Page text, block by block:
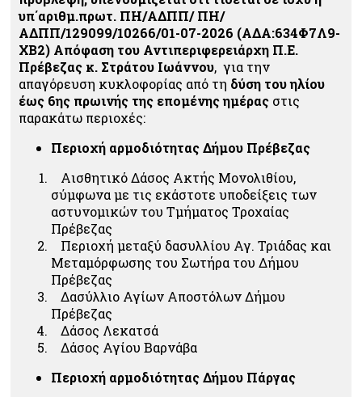
υπ΄αριθμ.πρωτ. ΠΗ/ΑΔΠΠ/ ΠΗ/
ΑΔΠΠ/129099/10266/01-07-2026 (ΑΔΑ:634Φ7Λ9-
ΧΒ2) Απόφαση του Αντιπεριφερειάρχη Π.Ε.
Πρέβεζας κ. Στράτου Ιωάννου, για την
απαγόρευση κυκλοφορίας από τη δύση του ηλίου
έως 6ης πρωινής της επομένης ημέρας στις
παρακάτω περιοχές:
Περιοχή αρμοδιότητας Δήμου Πρέβεζας
Αισθητικό Δάσος Ακτής Μονολιθίου,
σύμφωνα με τις εκάστοτε υποδείξεις των
αστυνομικών του Τμήματος Τροχαίας
Πρέβεζας
Περιοχή μεταξύ δασυλλίου Αγ. Τριάδας και
Μεταμόρφωσης του Σωτήρα του Δήμου
Πρέβεζας
Δασύλλιο Αγίων Αποστόλων Δήμου
Πρέβεζας
Δάσος Λεκατσά
Δάσος Αγίου Βαρνάβα
Περιοχή αρμοδιότητας Δήμου Πάργας